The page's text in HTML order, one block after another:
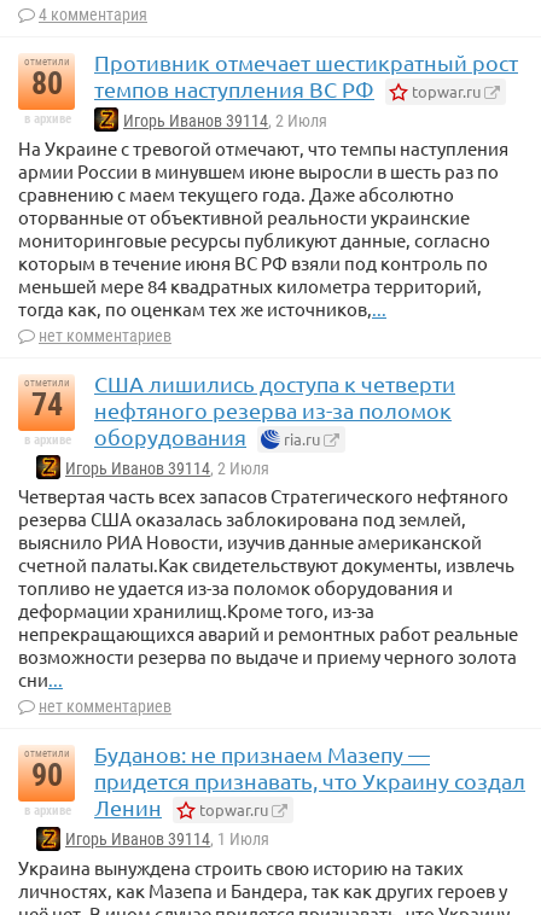
4 комментария
отметили
80
в архиве
Противник отмечает шестикратный рост
темпов наступления ВС РФ
topwar.ru
Игорь Иванов 39114, 2 Июля
На Украине с тревогой отмечают, что темпы наступления
армии России в минувшем июне выросли в шесть раз по
сравнению с маем текущего года. Даже абсолютно
оторванные от объективной реальности украинские
мониторинговые ресурсы публикуют данные, согласно
которым в течение июня ВС РФ взяли под контроль по
меньшей мере 84 квадратных километра территорий,
тогда как, по оценкам тех же источников,...
нет комментариев
отметили
74
в архиве
США лишились доступа к четверти
нефтяного резерва из-за поломок
оборудования
ria.ru
Игорь Иванов 39114, 2 Июля
Четвертая часть всех запасов Стратегического нефтяного
резерва США оказалась заблокирована под землей,
выяснило РИА Новости, изучив данные американской
счетной палаты.Как свидетельствуют документы, извлечь
топливо не удается из-за поломок оборудования и
деформации хранилищ.Кроме того, из-за
непрекращающихся аварий и ремонтных работ реальные
возможности резерва по выдаче и приему черного золота
сни...
нет комментариев
отметили
90
в архиве
Буданов: не признаем Мазепу —
придется признавать, что Украину создал
Ленин
topwar.ru
Игорь Иванов 39114, 1 Июля
Украина вынуждена строить свою историю на таких
личностях, как Мазепа и Бандера, так как других героев у